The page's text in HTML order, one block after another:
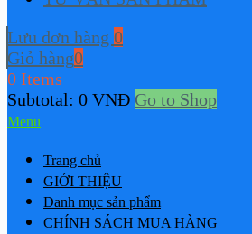
Lưu đơn hàng 0
Giỏ hàng0
0 Items
Subtotal: 0 VNĐ Go to Shop
Menu
Trang chủ
GIỚI THIỆU
Danh mục sản phẩm
CHÍNH SÁCH MUA HÀNG